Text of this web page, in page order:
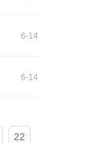
6-14
6-14
22